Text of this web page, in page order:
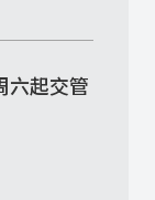
六起交管